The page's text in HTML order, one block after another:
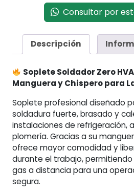
Consultar por
Descripción
Soplete Soldador Zero
Manguera y Chispero para
Soplete profesional diseñado
soldadura fuerte, brasado y
instalaciones de refrigeración,
plomería. Gracias a su
ofrece mayor comodidad y
durante el trabajo,
gas a distancia para una
segura.